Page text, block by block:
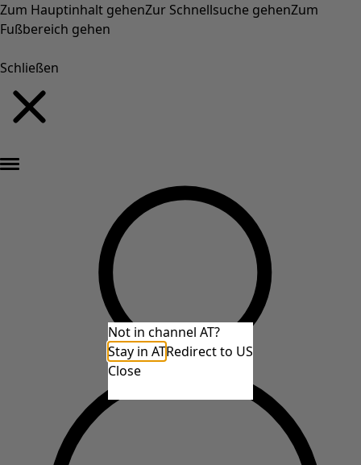
Zum Hauptinhalt gehenZur Schnellsuche gehenZum
Fußbereich gehen
Schließen
Not in channel AT?
Stay in ATRedirect to US
Close